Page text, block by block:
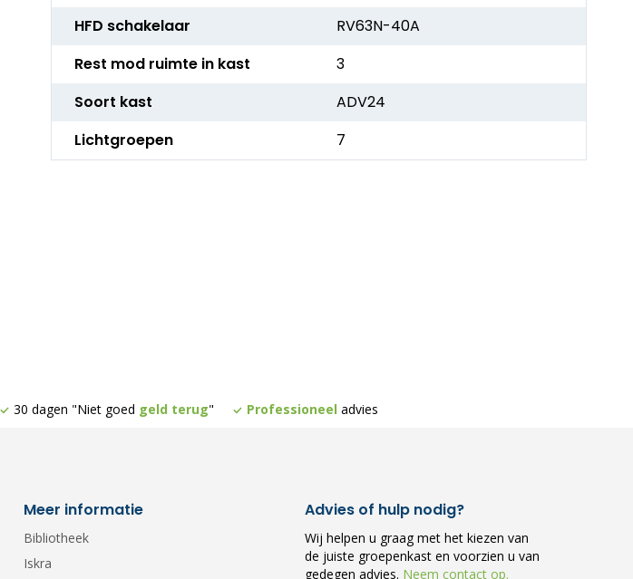
HFD schakelaar
RV63N-40A
Rest mod ruimte in kast
3
Soort kast
ADV24
Lichtgroepen
7
30 dagen "Niet goed geld terug" Professioneel advies
Meer informatie
Bibliotheek
Iskra
Advies of hulp nodig?
Wij helpen u graag met het kiezen van
de juiste groepenkast en voorzien u van
gedegen advies. Neem contact op.